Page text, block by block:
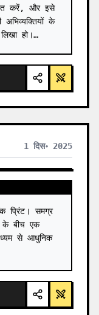
करें, और इसे
के
हो।
1 दिस॰ 2025
प्रिंट। समग्र
के बीच एक
से आधुनिक